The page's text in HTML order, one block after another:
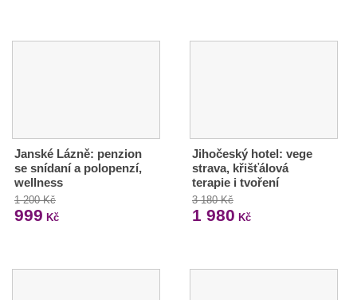
Janské Lázně: penzion
se snídaní a polopenzí,
wellness
1 200 Kč
999 Kč
Jihočeský hotel: vege
strava, křišťálová
terapie i tvoření
3 180 Kč
1 980 Kč